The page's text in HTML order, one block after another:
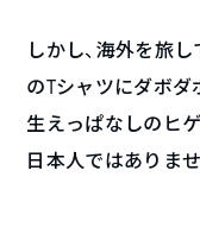
しかし、海外を旅
のTシャツにダボダ
生えっぱなしのヒ
日本人ではありませ